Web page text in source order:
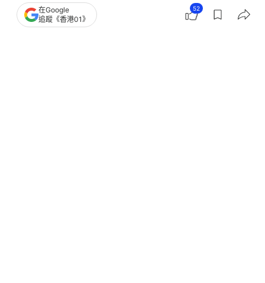
在Google
追蹤《香港01》
52